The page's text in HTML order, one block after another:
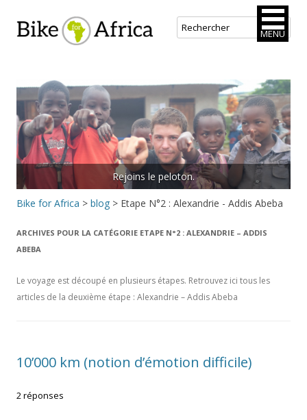
Bike for Africa
contenu
principal
Rejoins le peloton.
Bike for Africa > blog > Etape N°2 : Alexandrie - Addis Abeba
ARCHIVES POUR LA CATÉGORIE ETAPE N°2 : ALEXANDRIE – ADDIS
ABEBA
Le voyage est découpé en plusieurs étapes. Retrouvez ici tous les
articles de la deuxième étape : Alexandrie – Addis Abeba
10’000 km (notion d’émotion difficile)
2 réponses
MENU